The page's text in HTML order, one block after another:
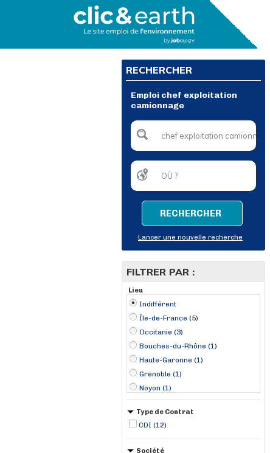
RECHERCHER
Emploi chef exploitation
camionnage
RECHERCHER
Lancer une nouvelle recherche
FILTRER PAR :
Lieu
Indifférent
Île-de-France (5)
Occitanie (3)
Bouches-du-Rhône (1)
Haute-Garonne (1)
Grenoble (1)
Noyon (1)
Type de Contrat
CDI (12)
Société